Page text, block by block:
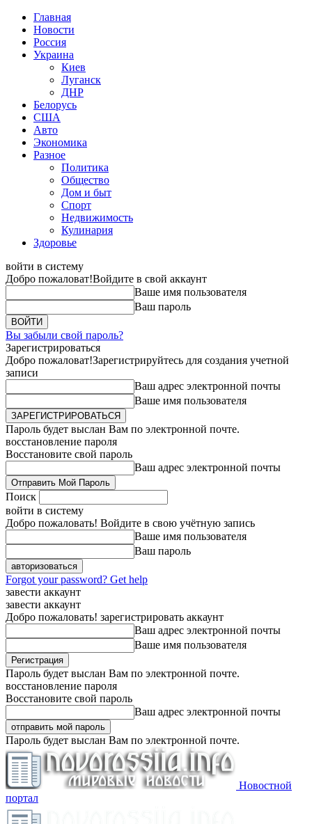
Главная
Новости
Россия
Украина
Киев
Луганск
ДНР
Белорусь
США
Авто
Экономика
Разное
Политика
Общество
Дом и быт
Спорт
Недвижимость
Кулинария
Здоровье
войти в систему
Добро пожаловат!Войдите в свой аккаунт
Ваше имя пользователя
Ваш пароль
Вы забыли свой пароль?
Зарегистрироваться
Добро пожаловат!Зарегистрируйтесь для создания учетной
записи
Ваш адрес электронной почты
Ваше имя пользователя
Пароль будет выслан Вам по электронной почте.
восстановление пароля
Восстановите свой пароль
Ваш адрес электронной почты
Поиск
войти в систему
Добро пожаловать! Войдите в свою учётную запись
Ваше имя пользователя
Ваш пароль
Forgot your password? Get help
завести аккаунт
завести аккаунт
Добро пожаловать! зарегистрировать аккаунт
Ваш адрес электронной почты
Ваше имя пользователя
Пароль будет выслан Вам по электронной почте.
восстановление пароля
Восстановите свой пароль
Ваш адрес электронной почты
Пароль будет выслан Вам по электронной почте.
Новостной
портал